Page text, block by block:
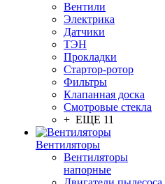
Вентили
Электрика
Датчики
ТЭН
Прокладки
Стартор-ротор
Фильтры
Клапанная доска
Смотровые стекла
+ ЕЩЕ 11
Вентиляторы
Вентиляторы
напорные